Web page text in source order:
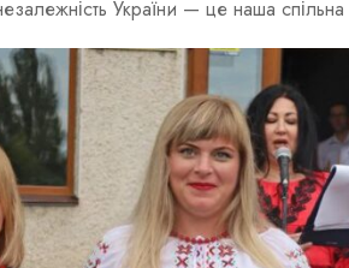
України — це наша спільна